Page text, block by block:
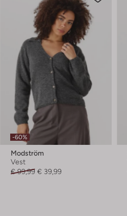
-60%
Modström
Vest
€ 99,99 € 39,99